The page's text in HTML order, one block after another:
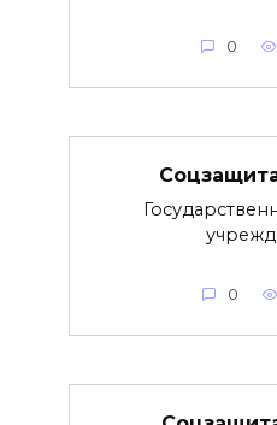
0
0